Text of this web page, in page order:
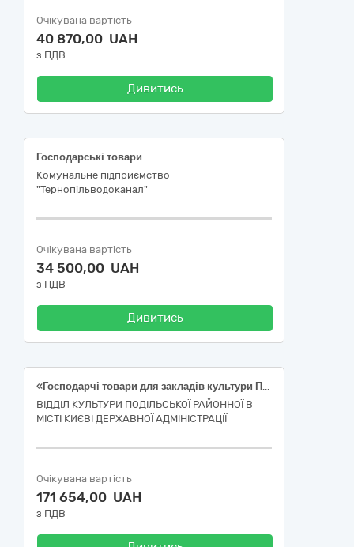
Очікувана вартість
40 870,00 UAH
з ПДВ
Дивитись
Господарські товари
Комунальне підприємство
"Тернопільводоканал"
Очікувана вартість
34 500,00 UAH
з ПДВ
Дивитись
«Господарчі товари для закладів культури Подільського району міста Києва» (за кодом національного класифікатора України ДК 021:2015 39220000-0 – «Кухонне приладдя, товари для дому та господарства і приладдя для закладів громадського харчування»)
ВІДДІЛ КУЛЬТУРИ ПОДІЛЬСЬКОЇ РАЙОННОЇ В
МІСТІ КИЄВІ ДЕРЖАВНОЇ АДМІНІСТРАЦІЇ
Очікувана вартість
171 654,00 UAH
з ПДВ